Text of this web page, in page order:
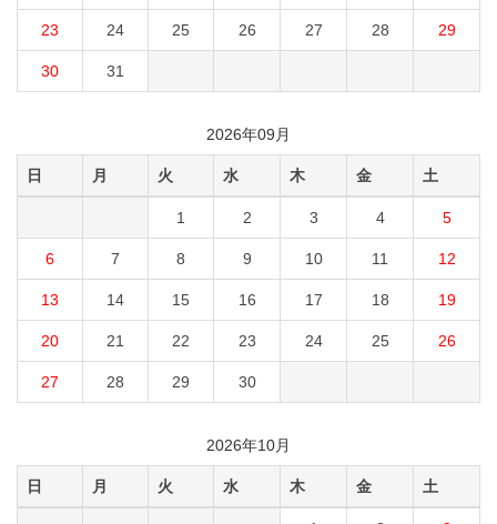
23 24 25 26 27 28 29
30 31
2026年09月
日 月 火 水 木 金 土
1 2 3 4 5
6 7 8 9 10 11 12
13 14 15 16 17 18 19
20 21 22 23 24 25 26
27 28 29 30
2026年10月
日 月 火 水 木 金 土